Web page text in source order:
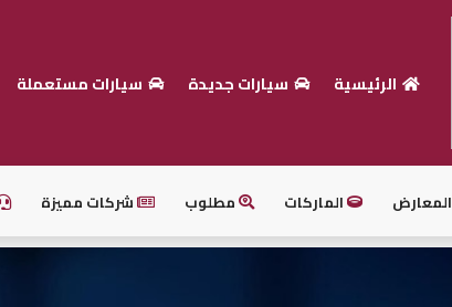
الرئيسية سيارات جديدة سيارات مستعملة
المعارض الماركات مطلوب شركات مميزة